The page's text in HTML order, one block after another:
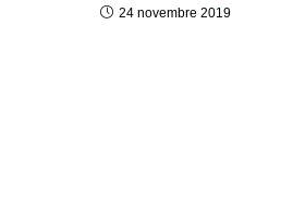
24 novembre 2019